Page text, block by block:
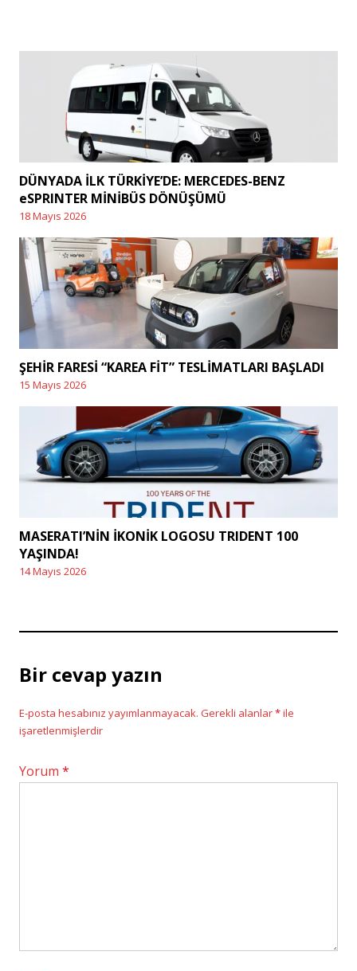
DÜNYADA İLK TÜRKİYE’DE: MERCEDES-BENZ
eSPRINTER MİNİBÜS DÖNÜŞÜMÜ
Posted
on
18 Mayıs 2026
ŞEHİR FARESİ “KAREA FİT” TESLİMATLARI BAŞLADI
Posted
on
15 Mayıs 2026
MASERATI’NİN İKONİK LOGOSU TRIDENT 100
YAŞINDA!
Posted
14 Mayıs 2026
Bir cevap yazın
E-posta hesabınız yayımlanmayacak. Gerekli alanlar*ile
işaretlenmişlerdir
Yorum *